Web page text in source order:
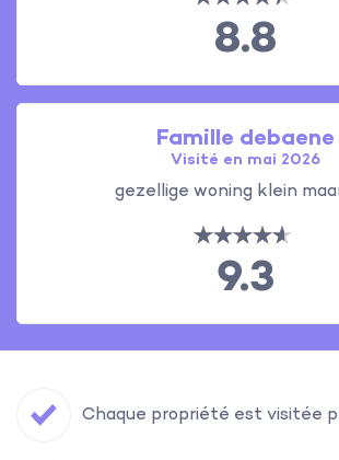
8.8
Famille debaene
Visité en mai 2026
gezellige woning klein
9.3
Chaque propriété est visitée